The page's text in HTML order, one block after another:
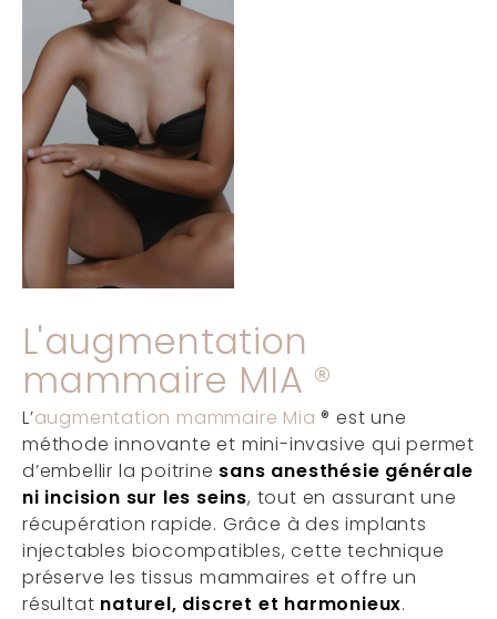
L'augmentation
mammaire MIA ®
L’augmentation mammaire Mia ® est une
méthode innovante et mini-invasive qui permet
d’embellir la poitrine sans anesthésie générale
ni incision sur les seins, tout en assurant une
récupération rapide. Grâce à des implants
injectables biocompatibles, cette technique
préserve les tissus mammaires et offre un
résultat naturel, discret et harmonieux.